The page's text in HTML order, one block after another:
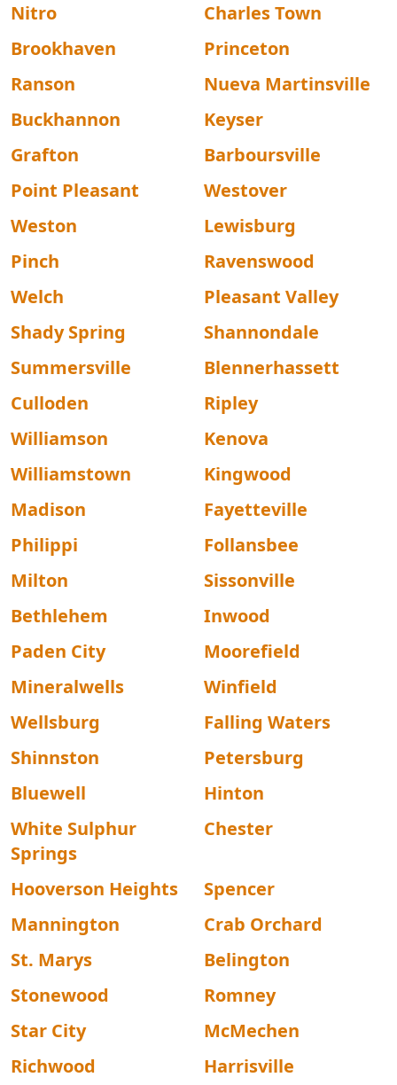
Nitro
Charles Town
Brookhaven
Princeton
Ranson
Nueva Martinsville
Buckhannon
Keyser
Grafton
Barboursville
Point Pleasant
Westover
Weston
Lewisburg
Pinch
Ravenswood
Welch
Pleasant Valley
Shady Spring
Shannondale
Summersville
Blennerhassett
Culloden
Ripley
Williamson
Kenova
Williamstown
Kingwood
Madison
Fayetteville
Philippi
Follansbee
Milton
Sissonville
Bethlehem
Inwood
Paden City
Moorefield
Mineralwells
Winfield
Wellsburg
Falling Waters
Shinnston
Petersburg
Bluewell
Hinton
White Sulphur
Springs
Chester
Hooverson Heights
Spencer
Mannington
Crab Orchard
St. Marys
Belington
Stonewood
Romney
Star City
McMechen
Richwood
Harrisville